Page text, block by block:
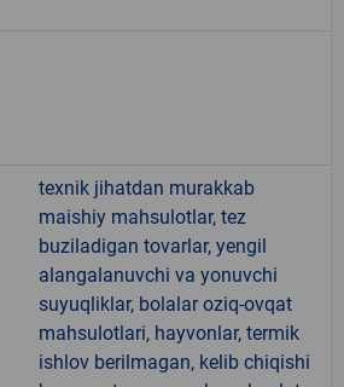
texnik jihatdan murakkab
maishiy mahsulotlar, tez
buziladigan tovarlar, yengil
alangalanuvchi va yonuvchi
suyuqliklar, bolalar oziq-ovqat
mahsulotlari, hayvonlar, termik
ishlov berilmagan, kelib chiqishi